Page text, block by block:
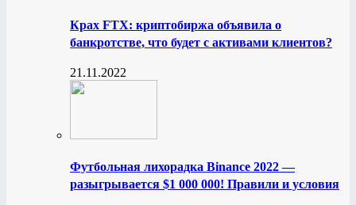
Крах FTX: криптобиржа объявила о
банкротстве, что будет с активами клиентов?
21.11.2022
Футбольная лихорадка Binance 2022 —
разыгрывается $1 000 000! Правили и условия